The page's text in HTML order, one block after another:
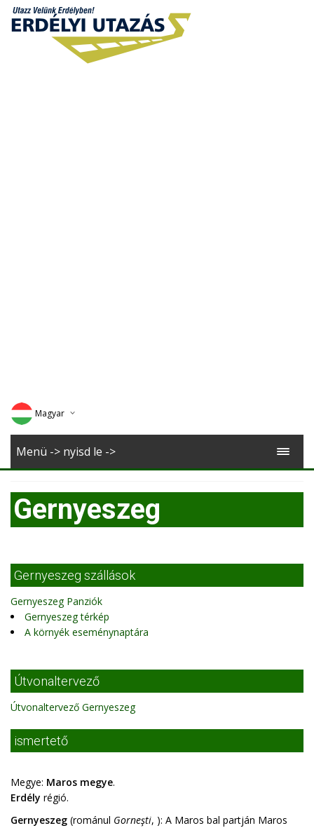
Magyar
Deutsch
Romana
Menü -> nyisd le ->
Gernyeszeg
Gernyeszeg szállások
Gernyeszeg Panziók
Gernyeszeg térkép
A környék eseménynaptára
Útvonaltervező
Útvonaltervező Gernyeszeg
ismertető
Megye: Maros megye.
Erdély régió.
Gernyeszeg (románul Gorneşti, ): A Maros bal partján Maros